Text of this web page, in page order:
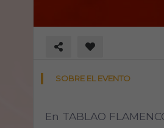
SOBRE EL EVENTO
En TABLAO